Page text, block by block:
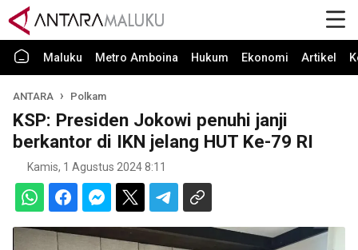
Maluku Metro Amboina Hukum Ekonomi Artikel
ANTARA Polkam
KSP: Presiden Jokowi penuhi janji
berkantor di IKN jelang HUT Ke-79 RI
Kamis, 1 Agustus 2024 8:11